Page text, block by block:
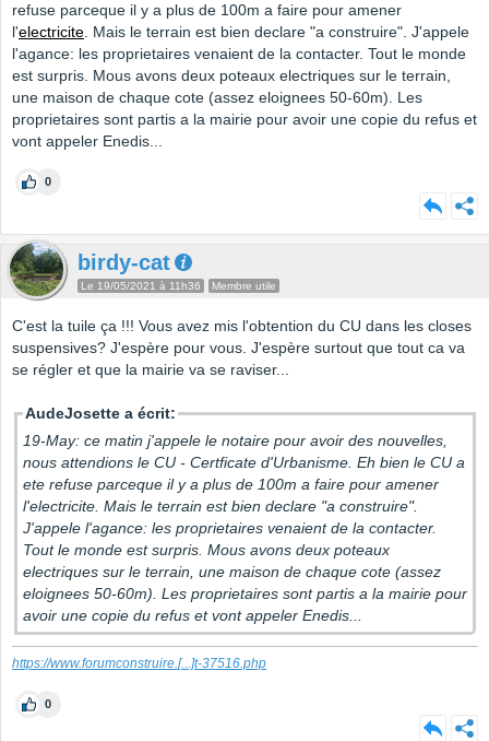
refuse parceque il y a plus de 100m a faire pour amener
l'electricite. Mais le terrain est bien declare "a construire". J'appele
l'agance: les proprietaires venaient de la contacter. Tout le monde
est surpris. Mous avons deux poteaux electriques sur le terrain,
une maison de chaque cote (assez eloignees 50-60m). Les
proprietaires sont partis a la mairie pour avoir une copie du refus et
vont appeler Enedis...
0
birdy-cat
Le 19/05/2021 à 11h36 Membre utile
C'est la tuile ça !!! Vous avez mis l'obtention du CU dans les closes
suspensives? J'espère pour vous. J'espère surtout que tout ca va
se régler et que la mairie va se raviser...
AudeJosette a écrit:
19-May: ce matin j'appele le notaire pour avoir des nouvelles,
nous attendions le CU - Certficate d'Urbanisme. Eh bien le CU a
ete refuse parceque il y a plus de 100m a faire pour amener
l'electricite. Mais le terrain est bien declare "a construire".
J'appele l'agance: les proprietaires venaient de la contacter.
Tout le monde est surpris. Mous avons deux poteaux
electriques sur le terrain, une maison de chaque cote (assez
eloignees 50-60m). Les proprietaires sont partis a la mairie pour
avoir une copie du refus et vont appeler Enedis...
https://www.forumconstruire.[...]t-37516.php
0